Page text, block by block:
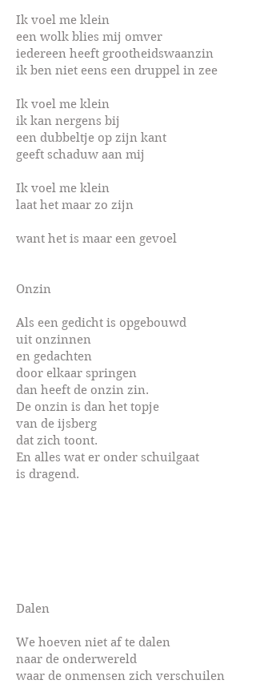
Ik voel me klein
een wolk blies mij omver
iedereen heeft grootheidswaanzin
ik ben niet eens een druppel in zee
Ik voel me klein
ik kan nergens bij
een dubbeltje op zijn kant
geeft schaduw aan mij
Ik voel me klein
laat het maar zo zijn
want het is maar een gevoel
Onzin
Als een gedicht is opgebouwd
uit onzinnen
en gedachten
door elkaar springen
dan heeft de onzin zin.
De onzin is dan het topje
van de ijsberg
dat zich toont.
En alles wat er onder schuilgaat
is dragend.
Dalen
We hoeven niet af te dalen
naar de onderwereld
waar de onmensen zich verschuilen